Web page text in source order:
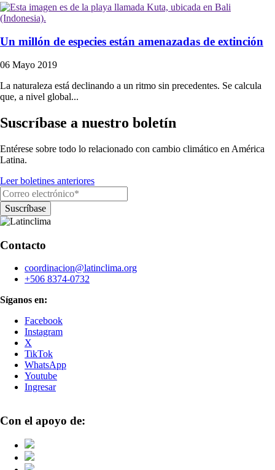
Un millón de especies están amenazadas de extinción
06 Mayo 2019
La naturaleza está declinando a un ritmo sin precedentes. Se calcula
que, a nivel global...
Suscríbase a nuestro boletín
Entérese sobre todo lo relacionado con cambio climático en América
Latina.
Leer boletines anteriores
Contacto
coordinacion@latinclima.org
+506 8374-0732
Síganos en:
Facebook
Instagram
X
TikTok
WhatsApp
Youtube
Ingresar
Con el apoyo de: